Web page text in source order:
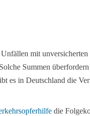
mit
Summen
es in Deutschland die
die